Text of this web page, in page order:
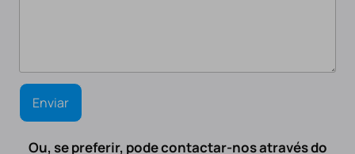
Ou, se preferir, pode contactar-nos através do